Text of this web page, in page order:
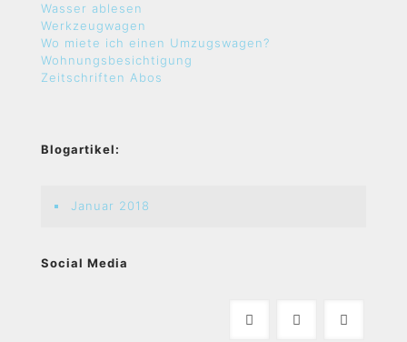
Wasser ablesen
Werkzeugwagen
Wo miete ich einen Umzugswagen?
Wohnungsbesichtigung
Zeitschriften Abos
Blogartikel:
Januar 2018
Social Media